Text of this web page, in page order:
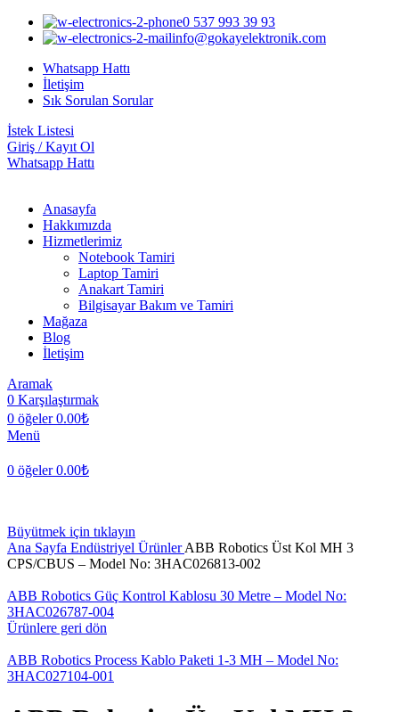
0 537 993 39 93
info@gokayelektronik.com
Whatsapp Hattı
İletişim
Sık Sorulan Sorular
İstek Listesi
Giriş / Kayıt Ol
Whatsapp Hattı
Anasayfa
Hakkımızda
Hizmetlerimiz
Notebook Tamiri
Laptop Tamiri
Anakart Tamiri
Bilgisayar Bakım ve Tamiri
Mağaza
Blog
İletişim
Aramak
0 Karşılaştırmak
0 öğeler 0.00₺
Menü
0 öğeler 0.00₺
Büyütmek için tıklayın
Ana Sayfa Endüstriyel ÜrünlerABB Robotics Üst Kol MH 3
CPS/CBUS – Model No: 3HAC026813-002
ABB Robotics Güç Kontrol Kablosu 30 Metre – Model No:
3HAC026787-004
Ürünlere geri dön
ABB Robotics Process Kablo Paketi 1-3 MH – Model No:
3HAC027104-001